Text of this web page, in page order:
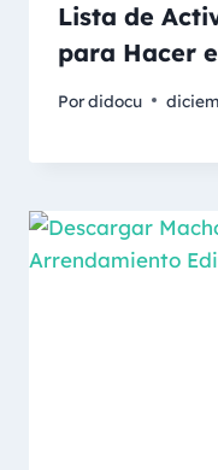
Lista de
para Hacer
Pordidocu